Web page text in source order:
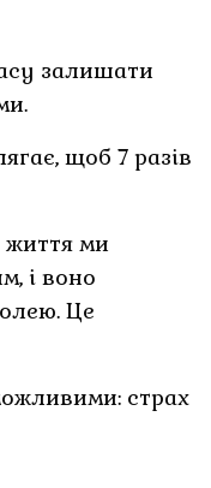
залишати
щоб 7 разів
життя ми
і воно
Це
страх